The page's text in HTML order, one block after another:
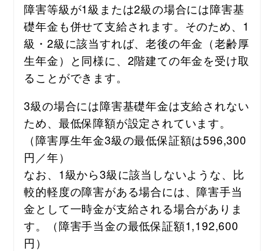
障害等級が1級または2級の場合には障害基
礎年金も併せて支給されます。そのため、1
級・2級に該当すれば、老後の年金（老齢厚
生年金）と同様に、2階建ての年金を受け取
ることができます。
3級の場合には障害基礎年金は支給されない
ため、最低保障額が設定されています。
（障害厚生年金3級の最低保証額は596,300
円／年）
なお、1級から3級に該当しないような、比
較的軽度の障害がある場合には、障害手当
金として一時金が支給される場合がありま
す。（障害手当金の最低保証額1,192,600
円）